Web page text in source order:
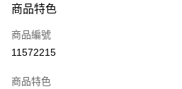
icash Pay
信用卡一次付款
商品特色
商品編號
11572215
商品特色